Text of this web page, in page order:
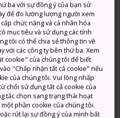
của các thủy
các tuyến
ba với sự đồng ý của bạn sử
để đo lường lượng người xem
chức năng và cá nhân hóa
mục tiêu và sử dụng các tính
tôi có thể chia sẻ thông tin về
với các công ty bên thứ ba. Xem
cookie" của chúng tôi để biết
"Chấp nhận tất cả cookie" nếu
của chúng tôi. Vui lòng nhấp
chối sử dụng tất cả cookie của
tắc chọn sang trạng thái hoạt
phần cookie của chúng tôi.
rút lại sự đồng ý của mình bất